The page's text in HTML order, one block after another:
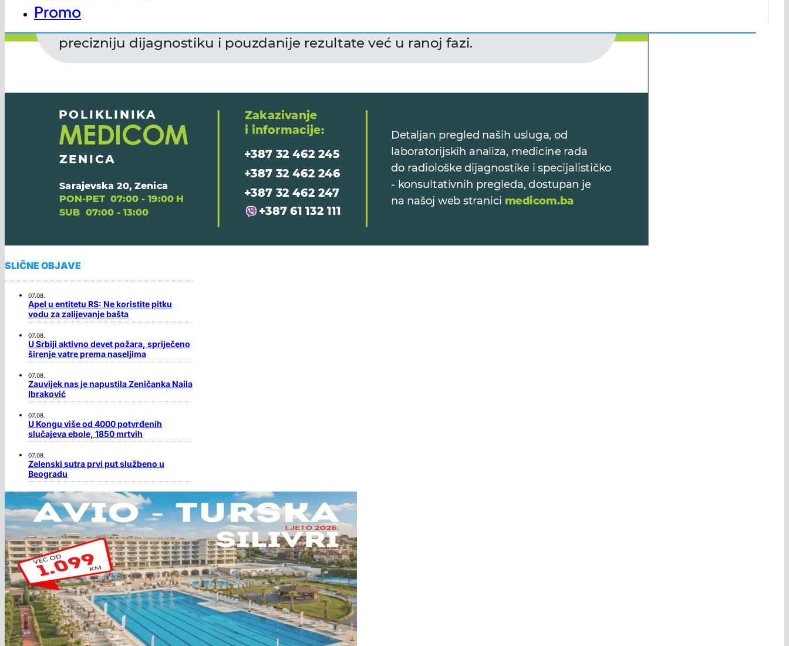
Promo
SLIČNE OBJAVE
07.08.
Apel u entitetu RS: Ne koristite pitku
vodu za zalijevanje bašta
07.08.
U Srbiji aktivno devet požara, spriječeno
širenje vatre prema naseljima
07.08.
Zauvijek nas je napustila Zeničanka Naila
Ibraković
07.08.
U Kongu više od 4000 potvrđenih
slučajeva ebole, 1850 mrtvih
07.08.
Zelenski sutra prvi put službeno u
Beogradu